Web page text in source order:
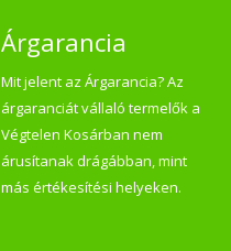
Árgarancia
Mit jelent az Árgarancia? Az
árgaranciát vállaló termelők a
Végtelen Kosárban nem
árusítanak drágábban, mint
más értékesítési helyeken.